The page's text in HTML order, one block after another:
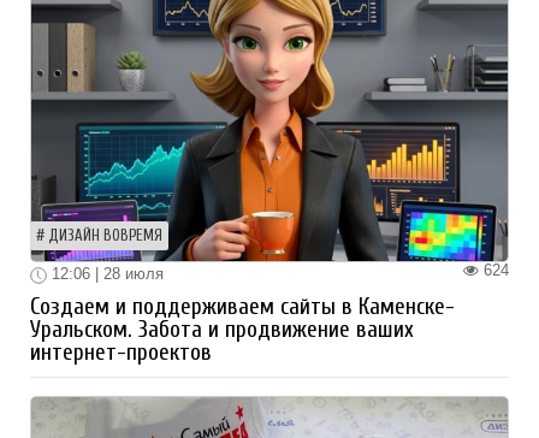
ДИЗАЙН ВОВРЕМЯ
624
12:06 | 28 июля
Создаем и поддерживаем сайты в Каменске-
Уральском. Забота и продвижение ваших
интернет-проектов